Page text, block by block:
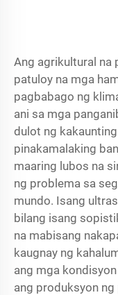
Ang agrikultural na
patuloy na mga
pagbabago ng
ani sa mga
dulot ng
pinakamalaking
maaring lubos na
ng problema sa
mundo. Isang
bilang isang
na mabisang
kaugnay ng
ang mga
ang produksyon ng